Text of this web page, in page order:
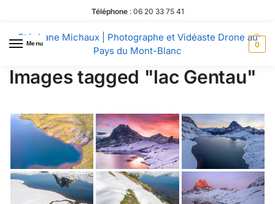
Téléphone: 06 20 33 75 41
Menu
Stéphane Michaux | Photographe et Vidéaste Drone au
Pays du Mont-Blanc
0
Images tagged "lac Gentau"